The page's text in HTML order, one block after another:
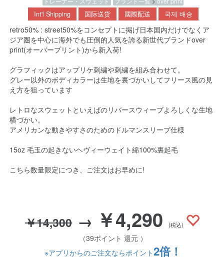
Int'l Shipping 国际送货 國際配送 국제 배송
retro50% : street50%をコンセプトに掲げ日本国内だけでなくア
ジア圏を中心に海外でも圧倒的人気を誇る新世代ブランドover
print(オーバープリント)から新入荷!
グラフィックはアップリケ刺繍や刺繍を組み合わせて。
グレー以外のボディカラーは生地を裏づかいしてフリース風の見
え方を狙っています
レトロなスウェットといえばのリバースウィーブよろしくな生地
横づかい。
アメリカンな動きやすさのためのドルマンスリーブ仕様
15oz 毛玉の起きないヘヴィーウェイト綿100%裏起毛
こちら数量限定につき、ご注文はお早めに!
￥14,300 → ￥4,290(税込)
（39ポイント 還元 ）
※アプリからのご注文ならポイント2倍！